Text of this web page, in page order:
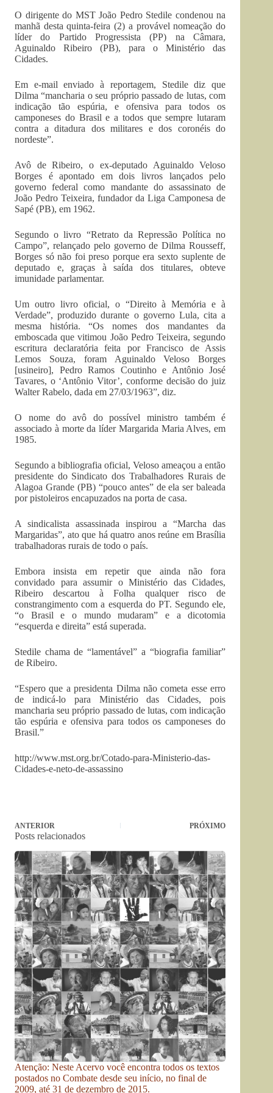
O dirigente do MST João Pedro Stedile condenou na
manhã desta quinta-feira (2) a provável nomeação do
líder do Partido Progressista (PP) na Câmara,
Aguinaldo Ribeiro (PB), para o Ministério das
Cidades.
Em e-mail enviado à reportagem, Stedile diz que
Dilma “mancharia o seu próprio passado de lutas, com
indicação tão espúria, e ofensiva para todos os
camponeses do Brasil e a todos que sempre lutaram
contra a ditadura dos militares e dos coronéis do
nordeste”.
Avô de Ribeiro, o ex-deputado Aguinaldo Veloso
Borges é apontado em dois livros lançados pelo
governo federal como mandante do assassinato de
João Pedro Teixeira, fundador da Liga Camponesa de
Sapé (PB), em 1962.
Segundo o livro “Retrato da Repressão Política no
Campo”, relançado pelo governo de Dilma Rousseff,
Borges só não foi preso porque era sexto suplente de
deputado e, graças à saída dos titulares, obteve
imunidade parlamentar.
Um outro livro oficial, o “Direito à Memória e à
Verdade”, produzido durante o governo Lula, cita a
mesma história. “Os nomes dos mandantes da
emboscada que vitimou João Pedro Teixeira, segundo
escritura declaratória feita por Francisco de Assis
Lemos Souza, foram Aguinaldo Veloso Borges
[usineiro], Pedro Ramos Coutinho e Antônio José
Tavares, o ‘Antônio Vitor’, conforme decisão do juiz
Walter Rabelo, dada em 27/03/1963”, diz.
O nome do avô do possível ministro também é
associado à morte da líder Margarida Maria Alves, em
1985.
Segundo a bibliografia oficial, Veloso ameaçou a então
presidente do Sindicato dos Trabalhadores Rurais de
Alagoa Grande (PB) “pouco antes” de ela ser baleada
por pistoleiros encapuzados na porta de casa.
A sindicalista assassinada inspirou a “Marcha das
Margaridas”, ato que há quatro anos reúne em Brasília
trabalhadoras rurais de todo o país.
Embora insista em repetir que ainda não fora
convidado para assumir o Ministério das Cidades,
Ribeiro descartou à Folha qualquer risco de
constrangimento com a esquerda do PT. Segundo ele,
“o Brasil e o mundo mudaram” e a dicotomia
“esquerda e direita” está superada.
Stedile chama de “lamentável” a “biografia familiar”
de Ribeiro.
“Espero que a presidenta Dilma não cometa esse erro
de indicá-lo para Ministério das Cidades, pois
mancharia seu próprio passado de lutas, com indicação
tão espúria e ofensiva para todos os camponeses do
Brasil.”
http://www.mst.org.br/Cotado-para-Ministerio-das-
Cidades-e-neto-de-assassino
ANTERIOR PRÓXIMO
Posts relacionados
Atenção: Neste Acervo você encontra todos os textos
postados no Combate desde seu início, no final de
2009, até 31 de dezembro de 2015.